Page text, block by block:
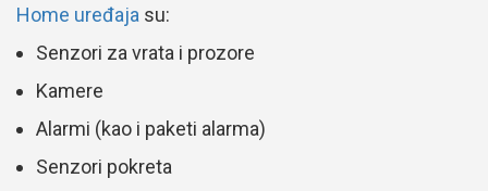
Home uređaja su:
Senzori za vrata i prozore
Kamere
Alarmi (kao i paketi alarma)
Senzori pokreta